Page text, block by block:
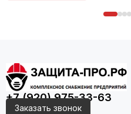
+7 (920) 975-33-63
Заказать звонок